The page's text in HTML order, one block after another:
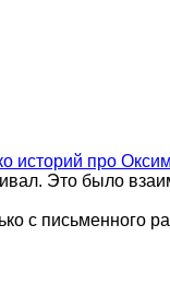
историй про
Это было
с письменного